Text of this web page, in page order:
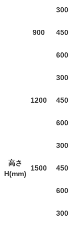
高さ
H(mm)
900
300
450
600
1200
300
450
600
1500
300
450
600
300